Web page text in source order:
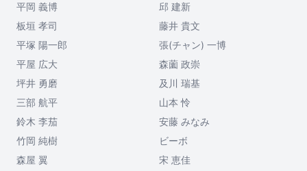
平岡 義博
邱 建新
板垣 孝司
藤井 貴文
平塚 陽一郎
張(チャン) 一博
平屋 広大
森薗 政崇
坪井 勇磨
及川 瑞基
三部 航平
山本 怜
鈴木 李茄
安藤 みなみ
竹岡 純樹
ビーボ
森屋 翼
宋 恵佳